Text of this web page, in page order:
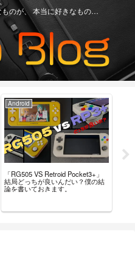
のが、 本当に好きなもの…
Android
「RG505 VS Retroid Pocket3+」
結局どっちが良いんだい？僕の結
論を書いておきます。